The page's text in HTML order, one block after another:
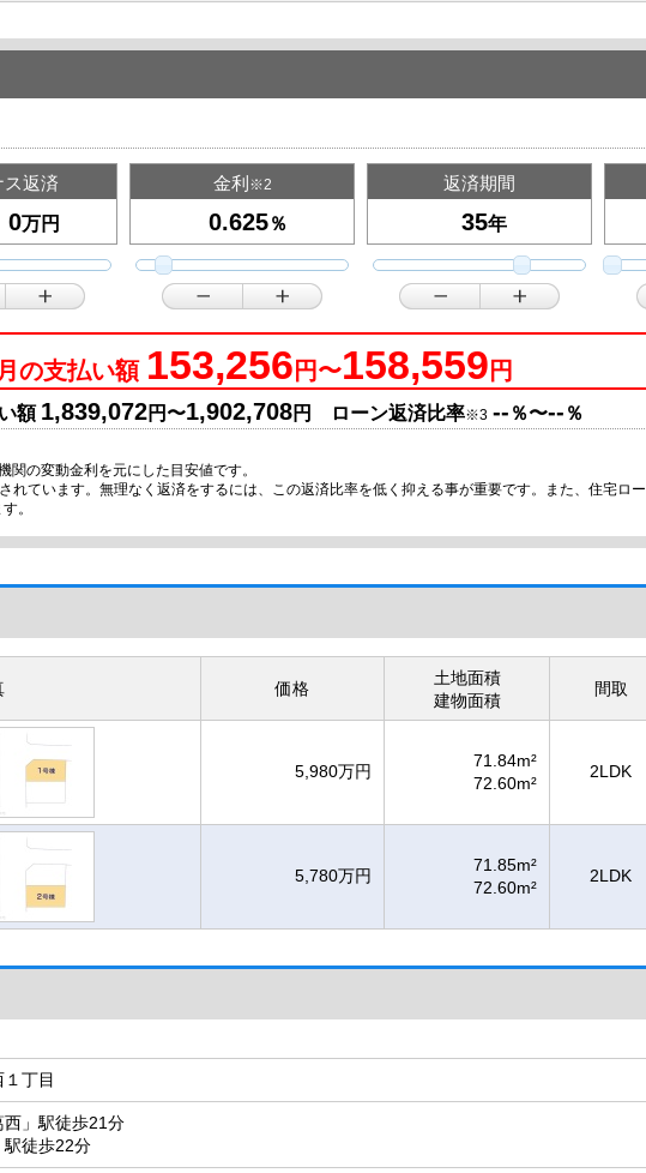
ス返済
万円
金利 ※2
％
返済期間
年
の支払い額 153,256 円〜158,559 円
額 1,839,072円〜1,902,708円 ローン返済比率※3 -- ％〜-- ％
の変動金利を元にした目安値です。
ています。無理なく返済をするには、この返済比率を低く抑える事が重要です。また、住宅ロ
。
価格
土地面積
建物面積
間取
5,980万円
71.84m²
72.60m²
2LDK
5,780万円
71.85m²
72.60m²
2LDK
丁目
」駅徒歩21分
駅徒歩22分